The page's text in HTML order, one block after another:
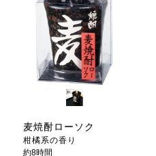
麦焼酎ローソク
柑橘系の香り
約8時間